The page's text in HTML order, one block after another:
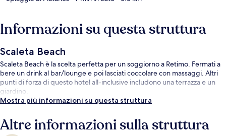
Informazioni su questa struttura
Scaleta Beach
Scaleta Beach è la scelta perfetta per un soggiorno a Retimo. Fermati a
bere un drink al bar/lounge e poi lasciati coccolare con massaggi. Altri
punti di forza di questo hotel all-inclusive includono una terrazza e un
giardino.
Mostra più informazioni su questa struttura
Altre informazioni sulla struttura